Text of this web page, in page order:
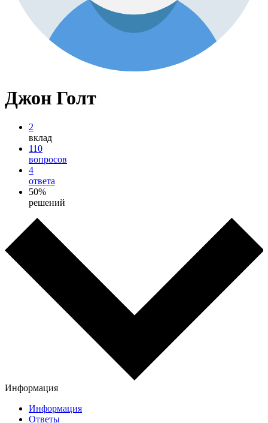
Джон Голт
2
вклад
110
вопросов
4
ответа
50%
решений
Информация
Информация
Ответы